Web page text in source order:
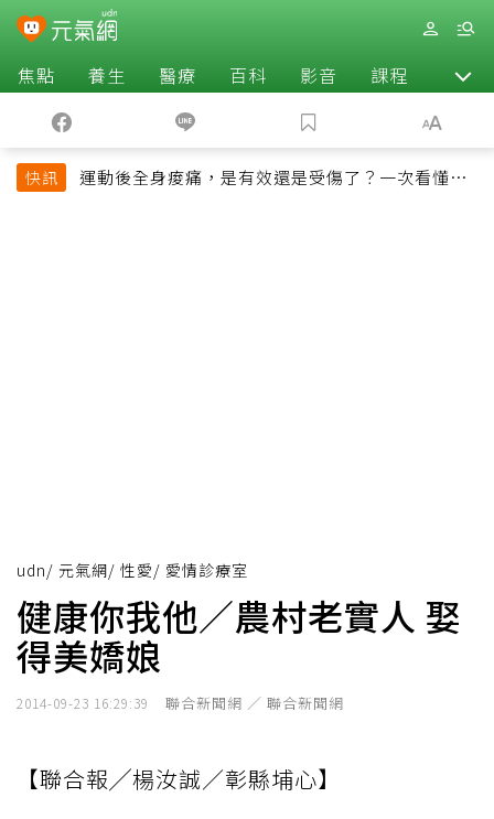
焦點 養生 醫療 百科 影音 課程 退休
快訊
運動後全身痠痛，是有效還是受傷了？一次看懂延
udn/ 元氣網/ 性愛/ 愛情診療室
健康你我他／農村老實人 娶
得美嬌娘
2014-09-23 16:29:39 聯合新聞網 ／ 聯合新聞網
【聯合報╱楊汝誠／彰縣埔心】